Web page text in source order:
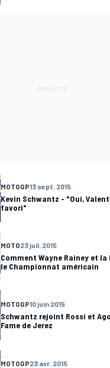
MOTOGP13 sept. 2015
Kevin Schwantz - "Oui,
favori"
MOTO23 juil. 2015
Comment Wayne Rainey et
le Championnat américain
MOTOGP10 juin 2015
Schwantz rejoint Rossi et
Fame de Jerez
MOTOGP23 avr. 2015